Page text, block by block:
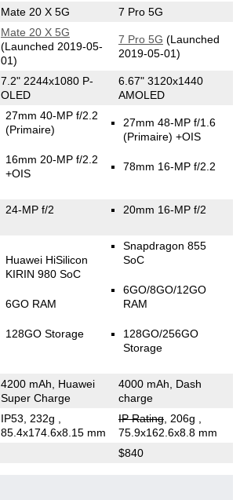
Mate 20 X 5G 7 Pro 5G
Mate 20 X 5G
(Launched 2019-05-
01)
7 Pro 5G (Launched
2019-05-01)
7.2" 2244x1080 P-
OLED
6.67" 3120x1440
AMOLED
27mm 40-MP f/2.2
(Primaire)
16mm 20-MP f/2.2
+OIS
27mm 48-MP f/1.6
(Primaire) +OIS
78mm 16-MP f/2.2
24-MP f/2 20mm 16-MP f/2
Huawei HiSilicon
KIRIN 980 SoC
6GO RAM
128GO Storage
Snapdragon 855
SoC
6GO/8GO/12GO
RAM
128GO/256GO
Storage
4200 mAh, Huawei
Super Charge
4000 mAh, Dash
charge
IP53, 232g
85.4x174.6x8.15 mm
IP Rating, 206g
75.9x162.6x8.8 mm
$840